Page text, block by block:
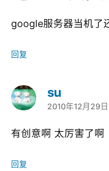
google服务器当机了
回复
su
说：
2010年12月29
有创意啊 太厉害了啊
回复